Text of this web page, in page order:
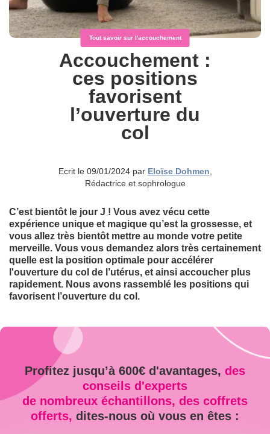
Tout savoir sur l'accouchement
Accouchement :
ces positions
favorisent
l’ouverture du
col
Ecrit le 09/01/2024 par Eloïse Dohmen
Rédactrice et sophrologue
C’est bientôt le jour J ! Vous avez vécu cette
expérience unique et magique qu’est la grossesse, et
vous allez très bientôt mettre au monde votre petite
merveille. Vous vous demandez alors très certainement
quelle est la position optimale pour accélérer
l'ouverture du col de l’utérus, et ainsi accoucher plus
rapidement. Nous avons rassemblé les positions qui
favorisent l’ouverture du col.
Profitez jusqu’à 600€ d'avantages, des
conseils d'experts
de nombreux échantillons, des coffrets
offerts, dites-nous où vous en êtes :